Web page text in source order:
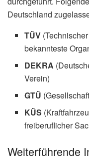
Deutschland
TÜV
bekannteste
DEKRA
Verein)
GTÜ
KÜS
freiberuflicher
Weiterführende